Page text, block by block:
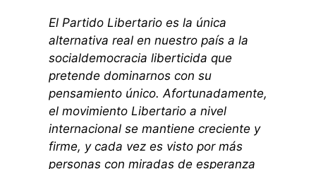
El Partido Libertario es la única
alternativa real en nuestro país a la
socialdemocracia liberticida que
pretende dominarnos con su
pensamiento único. Afortunadamente,
el movimiento Libertario a nivel
internacional se mantiene creciente y
firme, y cada vez es visto por más
personas con miradas de esperanza